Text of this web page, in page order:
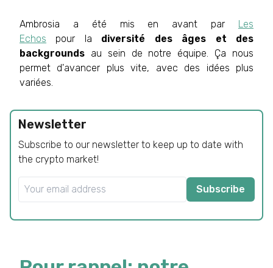
Ambrosia a été mis en avant par Les
Echos
pour la diversité des âges et des
backgrounds au sein de notre équipe. Ça nous
permet d'avancer plus vite, avec des idées plus
variées.
Newsletter
Subscribe to our newsletter to keep up to date with
the crypto market!
Subscribe